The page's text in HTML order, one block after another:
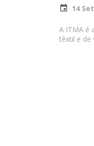
14
A ITMA é
têxtil e de